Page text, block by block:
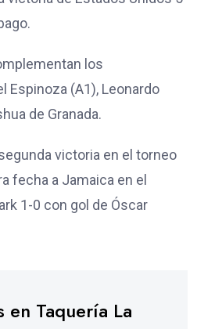
los
Espinoza (A1), Leonardo
de Granada.
victoria en el torneo
fecha a Jamaica en el
1-0 con gol de Óscar
en Taquería La